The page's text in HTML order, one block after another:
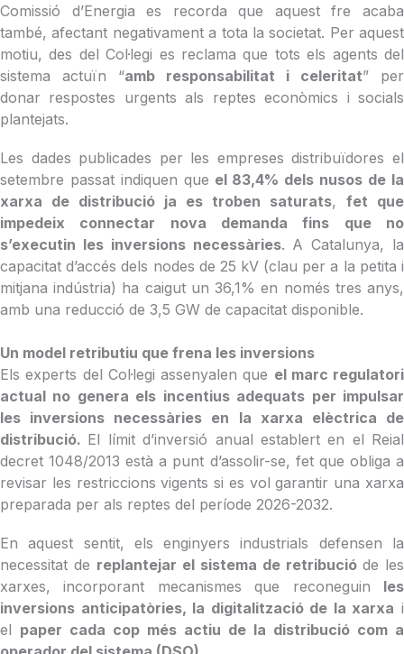
Comissió d’Energia es recorda que aquest fre acaba
també, afectant negativament a tota la societat. Per aquest
motiu, des del Col·legi es reclama que tots els agents del
sistema actuïn “amb responsabilitat i celeritat” per
donar respostes urgents als reptes econòmics i socials
plantejats.
Les dades publicades per les empreses distribuïdores el
setembre passat indiquen que el 83,4% dels nusos de la
xarxa de distribució ja es troben saturats, fet que
impedeix connectar nova demanda fins que no
s’executin les inversions necessàries. A Catalunya, la
capacitat d’accés dels nodes de 25 kV (clau per a la petita i
mitjana indústria) ha caigut un 36,1% en només tres anys,
amb una reducció de 3,5 GW de capacitat disponible.
Un model retributiu que frena les inversions
Els experts del Col·legi assenyalen que el marc regulatori
actual no genera els incentius adequats per impulsar
les inversions necessàries en la xarxa elèctrica de
distribució. El límit d’inversió anual establert en el Reial
decret 1048/2013 està a punt d’assolir-se, fet que obliga a
revisar les restriccions vigents si es vol garantir una xarxa
preparada per als reptes del període 2026-2032.
En aquest sentit, els enginyers industrials defensen la
necessitat de replantejar el sistema de retribució de les
xarxes, incorporant mecanismes que reconeguin les
inversions anticipatòries, la digitalització de la xarxa i
el paper cada cop més actiu de la distribució com a